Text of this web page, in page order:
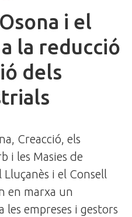
i el
la reducció
dels
Creacció, els
i les Masies de
i el Consell
en marxa un
empreses i gestors